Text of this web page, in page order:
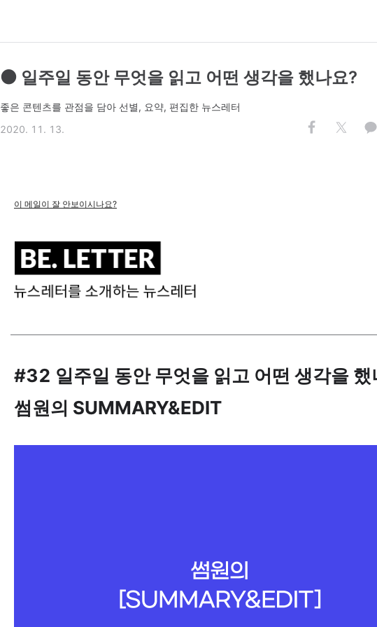
⚫ 일주일 동안 무엇을 읽고 어떤 생각을 했나요?
좋은 콘텐츠를 관점을 담아 선별, 요약, 편집한 뉴스레터
2020. 11. 13.
이 메일이 잘 안보이시나요?
#32 일주일 동안 무엇을 읽고 어떤 생각을 했
썸원의 SUMMARY&EDIT